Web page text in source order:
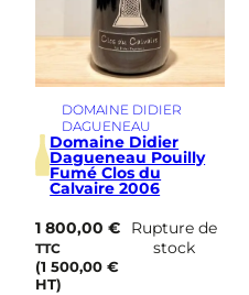
DOMAINE DIDIER
DAGUENEAU
Domaine Didier
Dagueneau Pouilly
Fumé Clos du
Calvaire 2006
1 800,00€
TTC
(1 500,00€
HT)
Rupture de
stock